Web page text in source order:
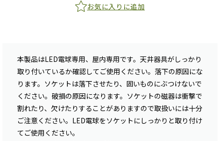
お気に入りに追加
本製品はLED電球専用、屋内専用です。天井器具がしっかり
取り付いているか確認してご使用ください。落下の原因にな
ります。ソケットは落下させたり、固いものにぶつけないで
ください。破損の原因になります。ソケットの磁器は衝撃で
割れたり、欠けたりすることがありますので取扱いには十分
ご注意ください。LED電球をソケットにしっかりと取り付け
てご使用ください。